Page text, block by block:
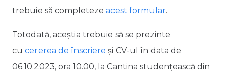
trebuie să completeze acest formular.
Totodată, aceștia trebuie să se prezinte
cu cererea de înscriere și CV-ul în data de
06.10.2023, ora 10.00, la Cantina studenţească din